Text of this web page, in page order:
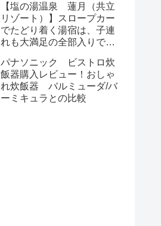
【塩の湯温泉 蓮月（共立
リゾート）】スロープカー
でたどり着く湯宿は、子連
れも大満足の全部入りでし
パナソニック ビストロ炊
飯器購入レビュー！おしゃ
れ炊飯器 バルミューダ/バ
ーミキュラとの比較